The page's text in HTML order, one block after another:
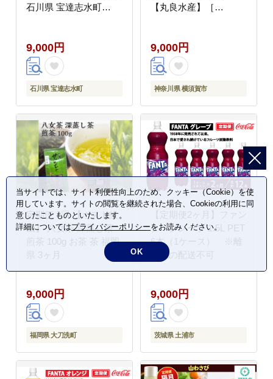
石川県 宝達志水町
じ茶 日本茶 こだわり
香り
9,000円
石川県 宝達志水町
【丸良水産】［
9,000円
神奈川県 横須賀市
定期便 3回 【ポスト投
函】 八女茶 深蒸し茶
煎茶 100g お茶 茶 福岡
県 3ヶ月
9,000円
福岡県 大刀洗町
【定期便2ヶ月】ファン
タ・グレープ 1.5L PET
6本（1ケース） ※離
島への配送不可
9,000円
茨城県 土浦市
当サイトでは、サイト利便性向上のため、クッキー（Cookie）を使
用しています。サイトの閲覧を継続された場合、Cookieの利用に同
意したことものといたします。
詳細についてはプライバシーポリシーをお読みください。
OK